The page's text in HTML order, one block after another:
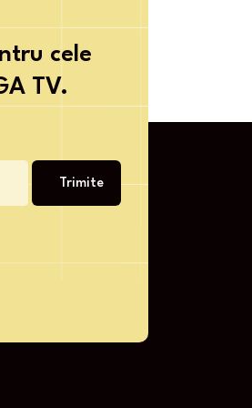
cele
TV.
Trimite